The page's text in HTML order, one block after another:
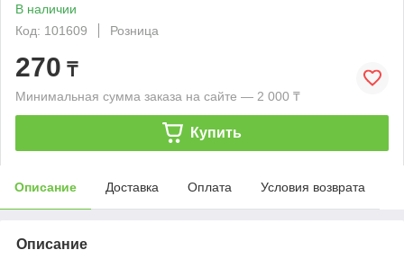
В наличии
Код: 101609
Розница
270 ₸
Минимальная сумма заказа на сайте — 2 000 ₸
Купить
Описание Доставка Оплата Условия возврата
Описание